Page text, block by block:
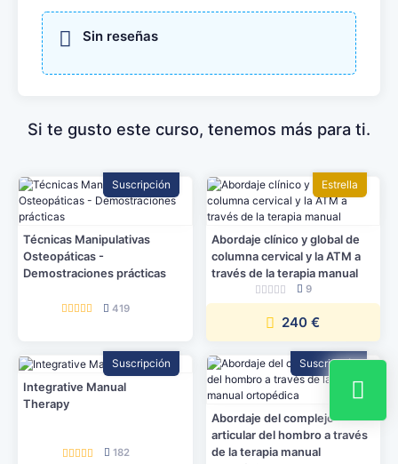
Sin reseñas
Si te gusto este curso, tenemos más para ti.
Suscripción
Técnicas Manipulativas
Osteopáticas -
Demostraciones prácticas
419
Estrella
Abordaje clínico y global de
columna cervical y la ATM a
través de la terapia manual
9
240 €
Suscripción
Integrative Manual
Therapy
182
Suscripción
Abordaje del complejo
articular del hombro a través
de la terapia manual